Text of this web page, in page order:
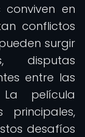
conviven en
conflictos
surgir
disputas
entre las
película
desafíos